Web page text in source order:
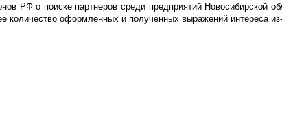
РФ о поиске партнеров среди предприятий
количество оформленных и полученных выражений интереса